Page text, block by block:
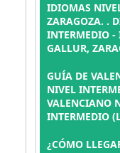
IDIOMAS
ZARAGOZA. .
INTERMEDIO -
GALLUR,
GUÍA DE
NIVEL
VALENCIANO
INTERMEDIO
¿CÓMO